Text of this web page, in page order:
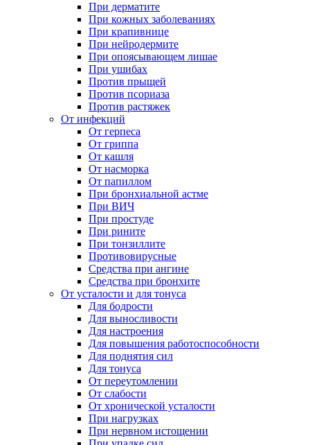
При дерматите
При кожных заболеваниях
При крапивнице
При нейродермите
При опоясывающем лишае
При ушибах
Против прыщей
Против псориаза
Против растяжек
От инфекций
От герпеса
От гриппа
От кашля
От насморка
От папиллом
При бронхиальной астме
При ВИЧ
При простуде
При рините
При тонзиллите
Противовирусные
Средства при ангине
Средства при бронхите
От усталости и для тонуса
Для бодрости
Для выносливости
Для настроения
Для повышения работоспособности
Для поднятия сил
Для тонуса
От переутомлении
От слабости
От хронической усталости
При нагрузках
При нервном истощении